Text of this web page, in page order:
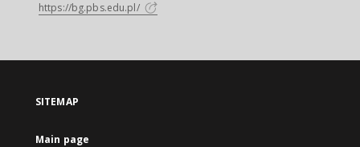
https://bg.pbs.edu.pl/
SITEMAP
Main page